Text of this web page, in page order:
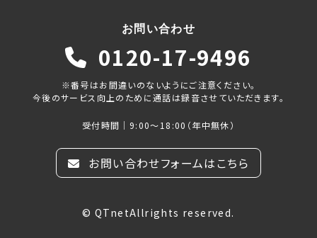
お問い合わせ
0120-17-9496
※番号はお間違いのないようにご注意ください。
今後のサービス向上のために通話は録音させていただきます。
受付時間｜9:00～18:00（年中無休）
お問い合わせフォームはこちら
© QTnetAllrights reserved.